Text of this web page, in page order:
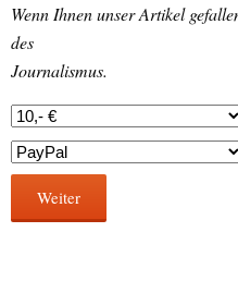
Wenn Ihnen unser Artikel
des
Journalismus.
Weiter